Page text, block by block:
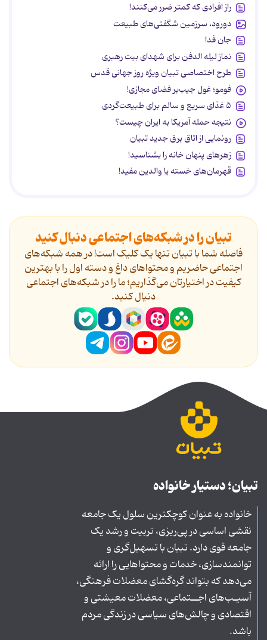
راز افرادی که کمتر ضرر می‌کنند!
دورود، سرزمین شگفتی‌های طبیعت
جان فدا
نماز لیله الدفن برای شهدای بیت رهبری
طرح اختصاصی تبیان ویژه روز جهانی قدس
فومو؛ غول جیب‌بر فضای مجازی!
۵ غذای سریع و سالم برای طبیعت‌گردی
نتیجه حمله آمریکا به ایران چیست؟
رونمایی از اتاق برق جدید تبیان
زهرهای پنهان خانه را بشناسید!
قهرمان‌های خسته یا والدین مفید!
تبیان را در شبکه‌های اجتماعی دنبال کنید
فاصله شما با تبیان تنها یک کلیک است! در همه شبکه‌های
اجتماعی حاضریم و محتواهای داغ و دسته اول را با بهترین
کیفیت در اختیارتان می‌گذاریم؛ ما را در شبکه‌های اجتماعی
دنیال کنید.
تبیان؛ دستیار خانواده
خانواده به عنوان کوچکترین سلول یک جامعه
نقشی اساسی در پی‌ریزی، تربیت و رشد یک
جامعه قوی دارد. تبیان با تسهیل‌گری و
توانمندسازی، خدمات و محتواهایی را ارائه
می‌دهد که بتواند گره‌گشای معضلات فرهنگی،
آسیـب‌های اجــتماعی، معضلات معیشتی و
اقتصادی و چالش‌های سیاسی در زندگی مردم
باشد.